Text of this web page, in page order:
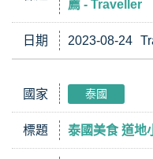
薦 - Traveller
日期 2023-08-24
國家 泰國
標題 泰國美食 道地